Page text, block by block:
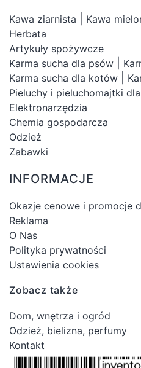
Kawa ziarnista Kawa
Herbata
Artykuły spożywcze
Karma sucha dla psów
Karma sucha dla kotów
Pieluchy i pieluchomajtki
Elektronarzędzia
Chemia gospodarcza
Odzież
Zabawki
INFORMACJE
Okazje cenowe i promocje
Reklama
O Nas
Polityka prywatności
Ustawienia cookies
Zobacz także
Dom, wnętrza i ogród
Odzież, bielizna, perfumy
Kontakt